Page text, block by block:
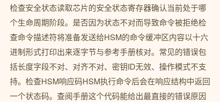
检查安全状态读取芯片的安全状态寄存器确认当前处于哪
个生命周期阶段。是否因为状态不对而导致命令被拒绝检
查命令描述符将准备发送给HSM的命令缓冲区内容以十六
进制形式打印出来逐字节与参考手册核对。常见的错误包
括长度字段不对、对齐不对、密钥ID无效、操作模式不支
持。检查HSM响应码HSM执行命令后会在响应结构中返回
一个状态码。查阅手册这个代码能给出最直接的错误原因